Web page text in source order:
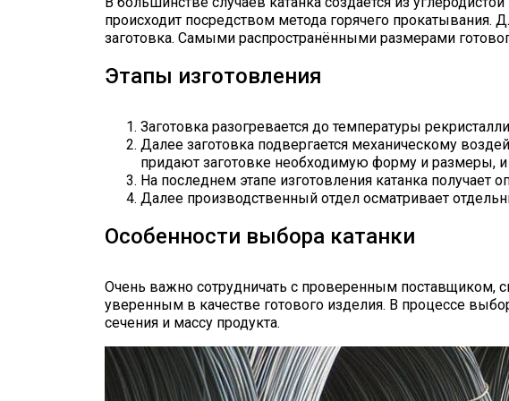
происходит посредством метода горячего прокатывания.
заготовка. Самыми распространёнными размерами
Этапы изготовления
Заготовка разогревается до температуры
Далее заготовка подвергается механическому
придают заготовке необходимую форму и размеры, и
На последнем этапе изготовления катанка
Далее производственный отдел осматривает
Особенности выбора катанки
Очень важно сотрудничать с проверенным поставщиком,
уверенным в качестве готового изделия. В процессе
сечения и массу продукта.